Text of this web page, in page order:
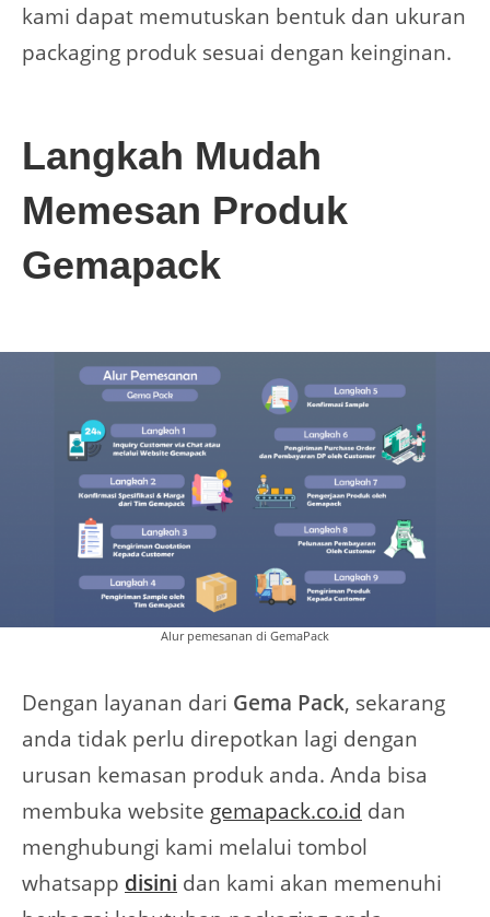
kami dapat memutuskan bentuk dan ukuran
packaging produk sesuai dengan keinginan.
Langkah Mudah
Memesan Produk
Gemapack
Alur pemesanan di GemaPack
Dengan layanan dari Gema Pack, sekarang
anda tidak perlu direpotkan lagi dengan
urusan kemasan produk anda. Anda bisa
membuka website gemapack.co.id dan
menghubungi kami melalui tombol
whatsapp disini dan kami akan memenuhi